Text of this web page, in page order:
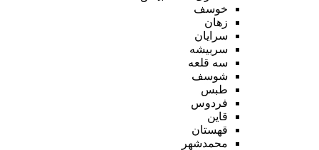
خوسف
زهان
سرایان
سربیشه
سه قلعه
شوسف
طبس
فردوس
قاین
قهستان
محمدشهر